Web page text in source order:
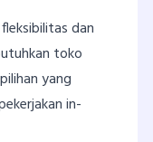
dan
toko
yang
in-